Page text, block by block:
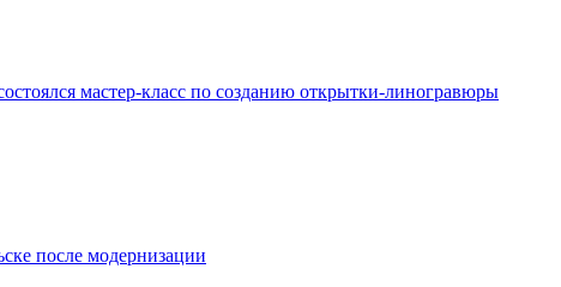
мастер-класс по созданию открытки-линогравюры
после модернизации